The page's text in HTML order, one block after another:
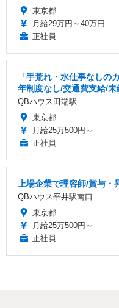
東京都
月給29万円～40万円
正社員
「手荒れ・水仕事なしの
年制度なし/交通費支給/
QBハウス田端駅
東京都
月給25万500円～
正社員
上場企業で理容師/賞与
QBハウス平井駅南口
東京都
月給25万500円～
正社員